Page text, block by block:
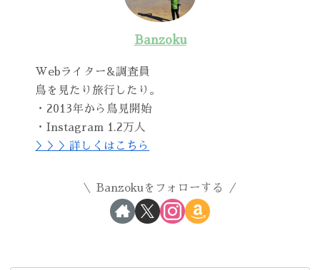
Banzoku
Webライター&調査員
鳥を見たり旅行したり。
・2013年から鳥見開始
・Instagram 1.2万人
＞＞＞詳しくはこちら
Banzokuをフォローする